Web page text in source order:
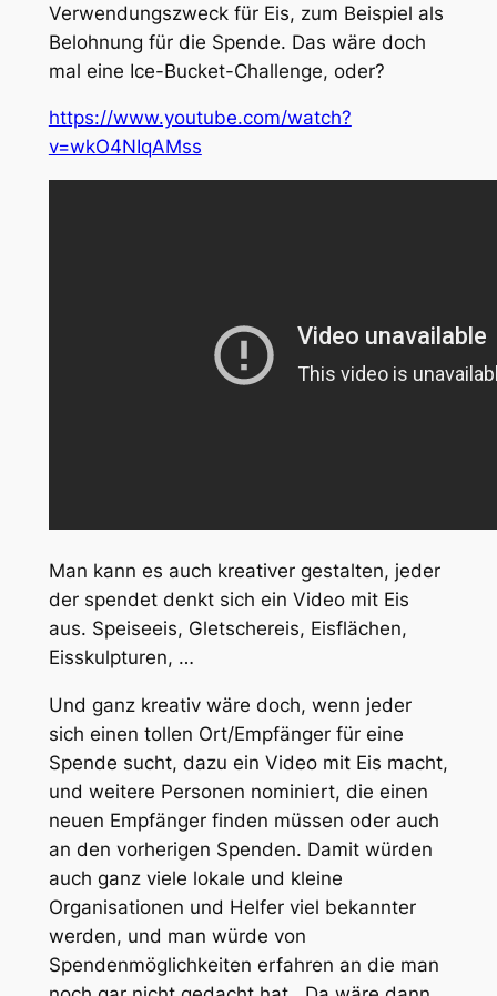
Verwendungszweck für Eis, zum Beispiel als
Belohnung für die Spende. Das wäre doch
mal eine Ice-Bucket-Challenge, oder?
https://www.youtube.com/watch?
v=wkO4NIqAMss
Man kann es auch kreativer gestalten, jeder
der spendet denkt sich ein Video mit Eis
aus. Speiseeis, Gletschereis, Eisflächen,
Eisskulpturen, …
Und ganz kreativ wäre doch, wenn jeder
sich einen tollen Ort/Empfänger für eine
Spende sucht, dazu ein Video mit Eis macht,
und weitere Personen nominiert, die einen
neuen Empfänger finden müssen oder auch
an den vorherigen Spenden. Damit würden
auch ganz viele lokale und kleine
Organisationen und Helfer viel bekannter
werden, und man würde von
Spendenmöglichkeiten erfahren an die man